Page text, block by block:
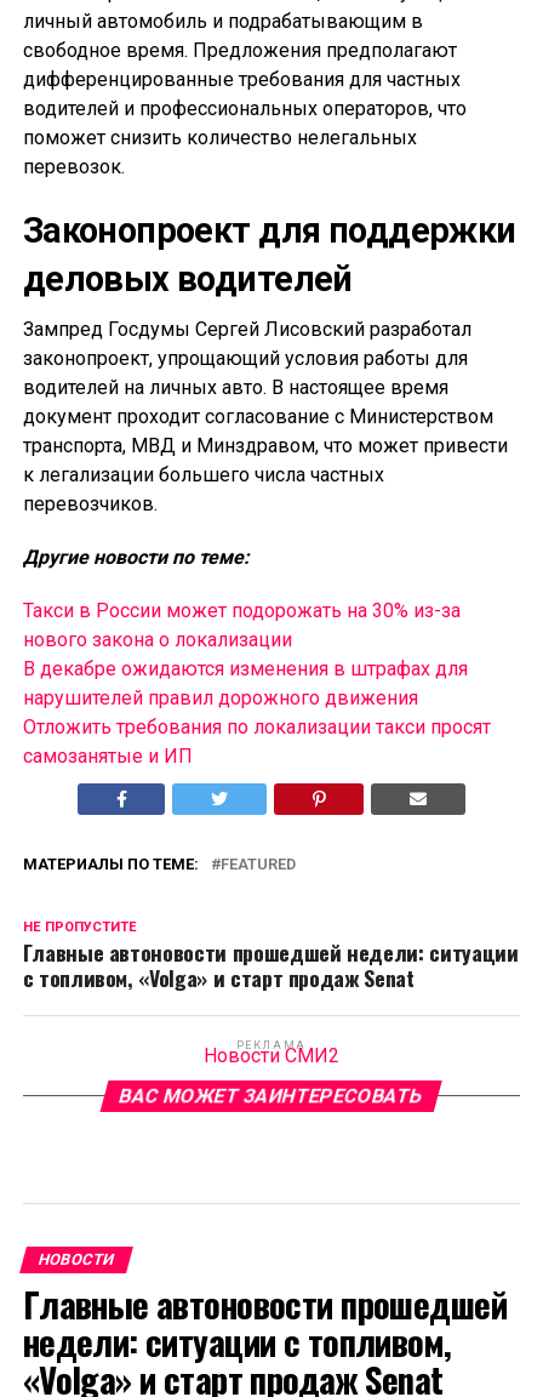
личный автомобиль и подрабатывающим в
свободное время. Предложения предполагают
дифференцированные требования для частных
водителей и профессиональных операторов, что
поможет снизить количество нелегальных
перевозок.
Законопроект для поддержки
деловых водителей
Зампред Госдумы Сергей Лисовский разработал
законопроект, упрощающий условия работы для
водителей на личных авто. В настоящее время
документ проходит согласование с Министерством
транспорта, МВД и Минздравом, что может привести
к легализации большего числа частных
перевозчиков.
Другие новости по теме:
Такси в России может подорожать на 30% из-за
нового закона о локализации
В декабре ожидаются изменения в штрафах для
нарушителей правил дорожного движения
Отложить требования по локализации такси просят
самозанятые и ИП
МАТЕРИАЛЫ ПО ТЕМЕ: FEATURED
НЕ ПРОПУСТИТЕ
Главные автоновости прошедшей недели: ситуации
с топливом, «Volga» и старт продаж Senat
РЕКЛАМА
Новости СМИ2
ВАС МОЖЕТ ЗАИНТЕРЕСОВАТЬ
НОВОСТИ
Главные автоновости прошедшей
недели: ситуации с топливом,
«Volga» и старт продаж Senat